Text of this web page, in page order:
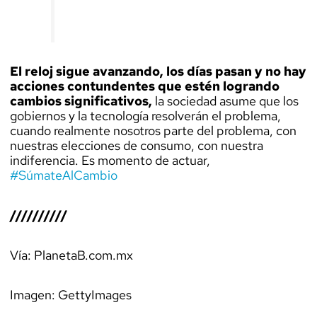
El reloj sigue avanzando, los días pasan y no hay
acciones contundentes que estén logrando
cambios significativos, la sociedad asume que los
gobiernos y la tecnología resolverán el problema,
cuando realmente nosotros parte del problema, con
nuestras elecciones de consumo, con nuestra
indiferencia. Es momento de actuar,
#SúmateAlCambio
//////////
Vía: PlanetaB.com.mx
Imagen: GettyImages